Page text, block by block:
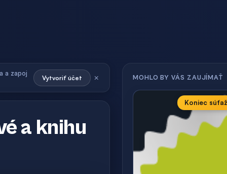
a zapoj
Vytvoriť účet ×
a knihu
MOHLO BY VÁS ZAUJÍMAŤ
Koniec